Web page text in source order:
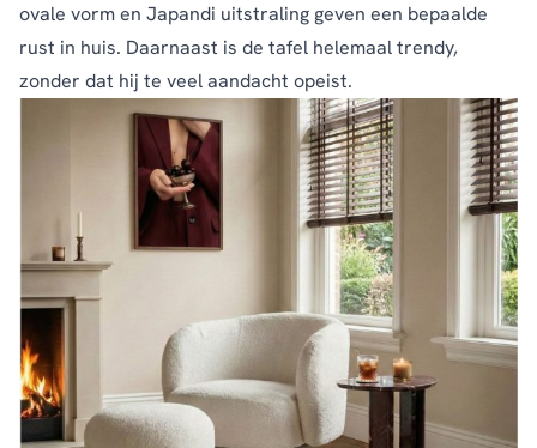
ovale vorm en Japandi uitstraling geven een bepaalde
rust in huis. Daarnaast is de tafel helemaal trendy,
zonder dat hij te veel aandacht opeist.